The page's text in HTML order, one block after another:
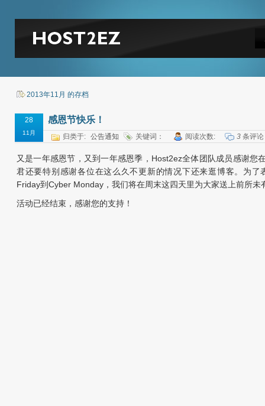
2013年11月 的存档
28
11月
感恩节快乐！
归类于: 公告通知 关键词： 阅读次数: 3 条评论
又是一年感恩节，又到一年感恩季，Host2ez全体团队成员感谢您
君还要特别感谢各位在这么久不更新的情况下还来逛博客。为了
Friday到Cyber Monday，我们将在周末这四天里为大家送上前所未
活动已经结束，感谢您的支持！